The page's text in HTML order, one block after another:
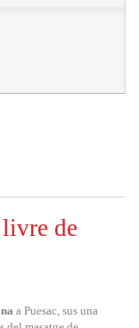
de
a Puesac, sus una